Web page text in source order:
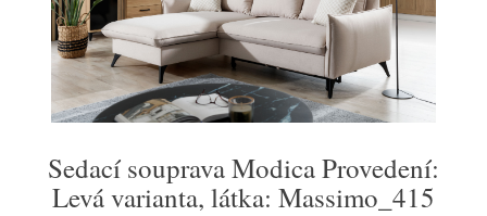
Sedací souprava Modica Provedení:
Levá varianta, látka: Massimo_415